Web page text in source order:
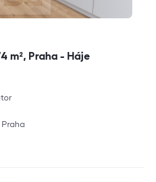
m², Praha - Háje
Praha